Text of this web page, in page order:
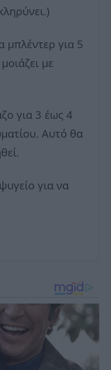
μπλέντερ για 5
με
για 3 έως 4
Αυτό θα
για να